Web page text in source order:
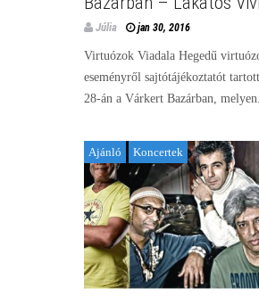
Júlia jan 30, 2016
Virtuózok Viadala Hegedű
eseményről sajtótájékoztatót
28-án a Várkert Bazárban,
Ajánló Koncertek